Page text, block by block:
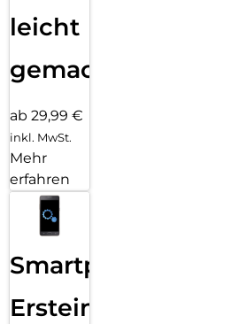
leicht
gemacht!
ab 29,99 €
inkl. MwSt.
Mehr
erfahren
Smartphone
Ersteinrichtung